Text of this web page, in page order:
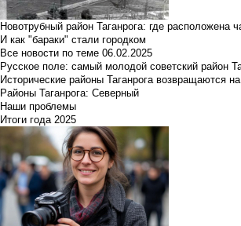
Новотрубный район Таганрога: где расположена
И как "бараки" стали городком
Все новости по теме 06.02.2025
Русское поле: самый молодой советский район
Исторические районы Таганрога возвращаются
Районы Таганрога: Северный
Наши проблемы
Итоги года 2025